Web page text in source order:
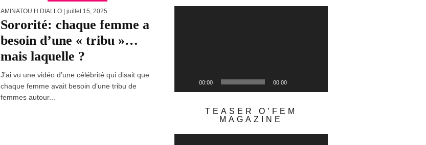
AMINATOU H DIALLO | juillet 15, 2025
Sororité: chaque femme a
besoin d’une « tribu »…
mais laquelle ?
J’ai vu une vidéo d’une célébrité qui disait que
chaque femme avait besoin d’une tribu de
femmes autour...
00:00 00:00
TEASER O’FEM
MAGAZINE